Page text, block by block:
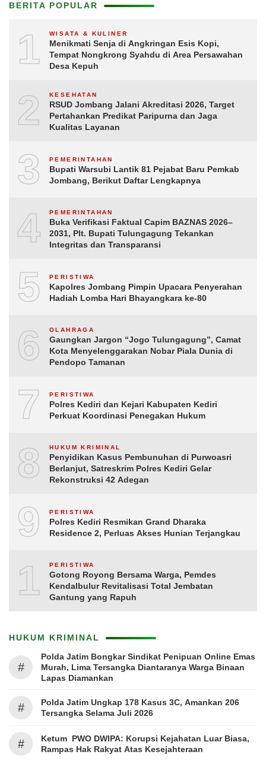
BERITA POPULAR
1 WISATA & KULINER
Menikmati Senja di Angkringan Esis Kopi,
Tempat Nongkrong Syahdu di Area Persawahan
Desa Kepuh
2 KESEHATAN
RSUD Jombang Jalani Akreditasi 2026, Target
Pertahankan Predikat Paripurna dan Jaga
Kualitas Layanan
3 PEMERINTAHAN
Bupati Warsubi Lantik 81 Pejabat Baru Pemkab
Jombang, Berikut Daftar Lengkapnya
4 PEMERINTAHAN
Buka Verifikasi Faktual Capim BAZNAS 2026–
2031, Plt. Bupati Tulungagung Tekankan
Integritas dan Transparansi
5 PERISTIWA
Kapolres Jombang Pimpin Upacara Penyerahan
Hadiah Lomba Hari Bhayangkara ke-80
6 OLAHRAGA
Gaungkan Jargon “Jogo Tulungagung”, Camat
Kota Menyelenggarakan Nobar Piala Dunia di
Pendopo Tamanan
7 PERISTIWA
Polres Kediri dan Kejari Kabupaten Kediri
Perkuat Koordinasi Penegakan Hukum
8 HUKUM KRIMINAL
Penyidikan Kasus Pembunuhan di Purwoasri
Berlanjut, Satreskrim Polres Kediri Gelar
Rekonstruksi 42 Adegan
9 PERISTIWA
Polres Kediri Resmikan Grand Dharaka
Residence 2, Perluas Akses Hunian Terjangkau
10PERISTIWA
Gotong Royong Bersama Warga, Pemdes
Kendalbulur Revitalisasi Total Jembatan
Gantung yang Rapuh
HUKUM KRIMINAL
#
Polda Jatim Bongkar Sindikat Penipuan Online Emas
Murah, Lima Tersangka Diantaranya Warga Binaan
Lapas Diamankan
#
Polda Jatim Ungkap 178 Kasus 3C, Amankan 206
Tersangka Selama Juli 2026
#
Ketum PWO DWIPA: Korupsi Kejahatan Luar Biasa,
Rampas Hak Rakyat Atas Kesejahteraan